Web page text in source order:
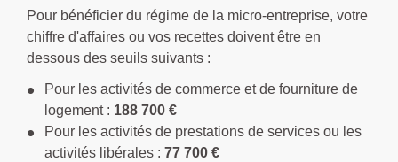
Pour bénéficier du régime de la micro-entreprise, votre
chiffre d'affaires ou vos recettes doivent être en
dessous des seuils suivants :
Pour les activités de commerce et de fourniture de
logement : 188 700 €
Pour les activités de prestations de services ou les
activités libérales : 77 700 €